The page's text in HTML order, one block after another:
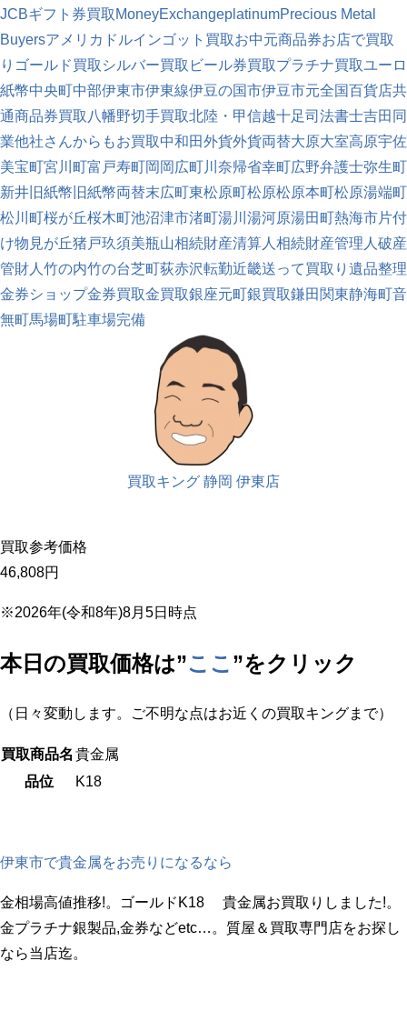
JCBギフト券買取 MoneyExchangeplatinumPrecious Metal
Buyersアメリカドルインゴット買取お中元商品券お店で買取
り ゴールド買取 シルバー買取 ビール券買取プラチナ買取ユーロ
紙幣中央町中部伊東市伊東線伊豆の国市伊豆市元全国百貨店共
通商品券買取 八幡野切手買取北陸・甲信越十足司法書士吉田 同
業他社さんからもお買取中和田外貨外貨両替大原大室高原宇佐
美宝町宮川町富戸寿町岡 岡広町川奈帰省幸町広野弁護士弥生町
新井 旧紙幣 旧紙幣両替末広町東松原町松原松原本町松原湯端町
松川町桜が丘桜木町池沼津市渚町湯川 湯河原湯田町熱海市片付
け物見が丘猪戸玖須美瓶山相続財産清算人 相続財産管理人 破産
管財人 竹の内竹の台芝町荻赤沢転勤近畿送って買取り 遺品整理
金券ショップ金券買取金買取銀座元町銀買取鎌田 関東静海町音
無町馬場町駐車場完備
買取キング 静岡 伊東店
買取参考価格
46,808円
※2026年(令和8年)8月5日時点
本日の買取価格は”ここ”をクリック
（日々変動します。ご不明な点はお近くの買取キングまで）
買取商品名 貴金属
品位
K18
伊東市で貴金属をお売りになるなら
金相場高値推移!。ゴールドK18 貴金属お買取りしました!。
金プラチナ銀製品,金券などetc…。質屋＆買取専門店をお探し
なら当店迄。